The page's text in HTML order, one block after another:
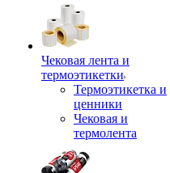
Чековая лента и
термоэтикетки
Термоэтикетка и
ценники
Чековая и
термолента